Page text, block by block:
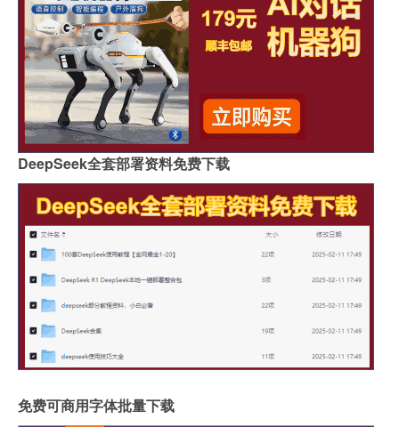
DeepSeek全套部署资料免费下载
免费可商用字体批量下载